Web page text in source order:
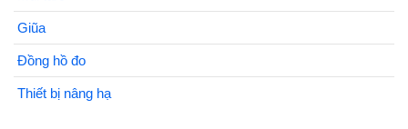
Giũa
Đồng hồ đo
Thiết bị nâng hạ